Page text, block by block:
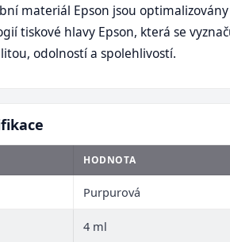
materiál Epson jsou
tiskové hlavy Epson, která se
odolností a spolehlivostí.
HODNOTA
Purpurová
4 ml